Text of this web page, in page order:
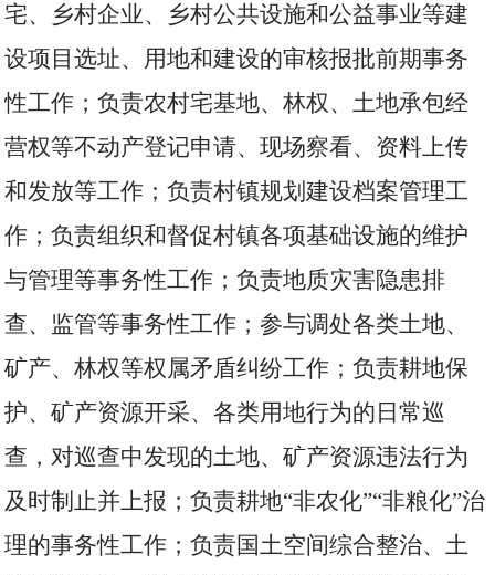
宅、乡村企业、乡村公共设施和公益事业等建
设项目选址、用地和建设的审核报批前期事务
性工作；负责农村宅基地、林权、土地承包经
营权等不动产登记申请、现场察看、资料上传
和发放等工作；负责村镇规划建设档案管理工
作；负责组织和督促村镇各项基础设施的维护
与管理等事务性工作；负责地质灾害隐患排
查、监管等事务性工作；参与调处各类土地、
矿产、林权等权属矛盾纠纷工作；负责耕地保
护、矿产资源开采、各类用地行为的日常巡
查，对巡查中发现的土地、矿产资源违法行为
及时制止并上报；负责耕地“非农化”“非粮化”治
理的事务性工作；负责国土空间综合整治、土